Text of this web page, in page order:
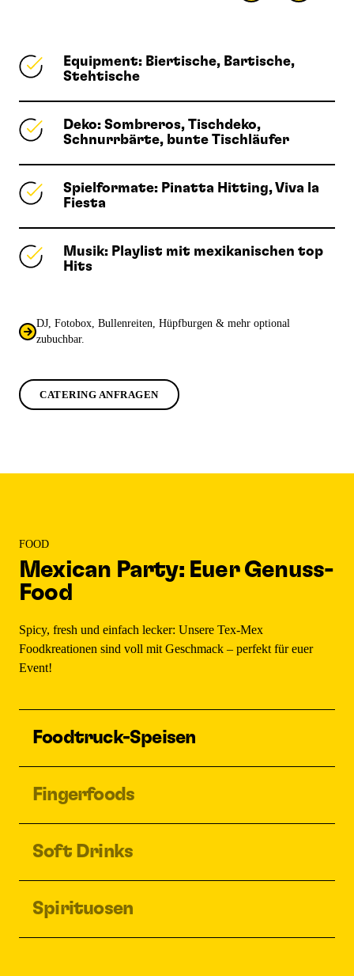
Equipment: Biertische, Bartische,
Stehtische
Deko: Sombreros, Tischdeko,
Schnurrbärte, bunte Tischläufer
Spielformate: Pinatta Hitting, Viva la
Fiesta
Musik: Playlist mit mexikanischen top
Hits
DJ, Fotobox, Bullenreiten, Hüpfburgen & mehr optional
zubuchbar.
CATERING ANFRAGEN
FOOD
Mexican Party: Euer Genuss-
Food
Spicy, fresh und einfach lecker: Unsere Tex-Mex
Foodkreationen sind voll mit Geschmack – perfekt für euer
Event!
Foodtruck-Speisen
Fingerfoods
Soft Drinks
Spirituosen